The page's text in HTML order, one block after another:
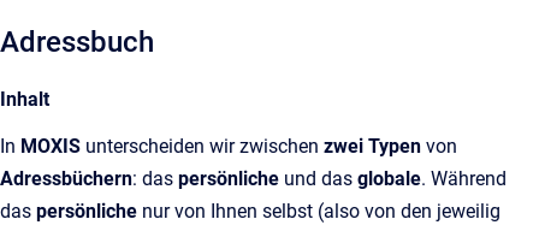
Adressbuch
Inhalt
In MOXIS unterscheiden wir zwischen zwei Typen von
Adressbüchern: das persönliche und das globale. Während
das persönliche nur von Ihnen selbst (also von den jeweilig